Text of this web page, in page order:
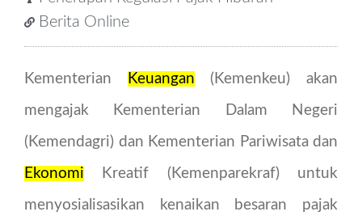
Berita Online
Kementerian Keuangan (Kemenkeu) akan
mengajak Kementerian Dalam Negeri
(Kemendagri) dan Kementerian Pariwisata dan
Ekonomi Kreatif (Kemenparekraf) untuk
menyosialisasikan kenaikan besaran pajak